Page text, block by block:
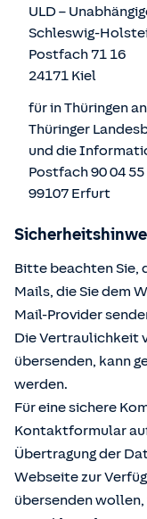
ULD –
Schleswig-
Postfach 71 16
24171 Kiel
für in Thüringen
Thüringer
und die
Postfach 90 04 55
99107 Erfurt
Bitte beachten Sie,
Mails, die Sie dem
Mail-Provider
Die Vertraulichkeit
übersenden, kann
werden.
Für eine sichere
Kontaktformular
Übertragung der
Webseite zur
übersenden